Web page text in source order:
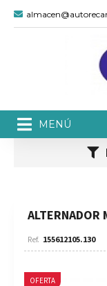
155612105.130
OFERTA